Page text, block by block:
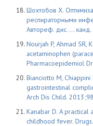
Шохтобов Х.
респираторными
Автореф. дис. …
Nourjah P, Ahmad SR,
acetaminophen
Pharmacoepidemiol
Bianciotto M,
gastrointestinal
Arch Dis Child.
Kanabar D. A
childhood fever.